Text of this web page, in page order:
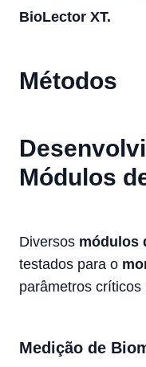
BioLector XT.
Métodos
Módulos
Diversos módulos
testados para o
parâmetros
Medição de